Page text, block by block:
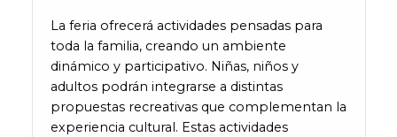
La feria ofrecerá actividades pensadas para
toda la familia, creando un ambiente
dinámico y participativo. Niñas, niños y
adultos podrán integrarse a distintas
propuestas recreativas que complementan la
experiencia cultural. Estas actividades